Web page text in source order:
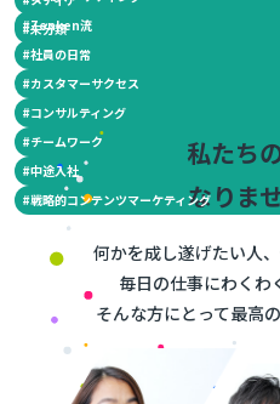
#
#
#
#Webマーケティング
#
#
#
カスタマーサクセス
#
コンサルティング
#
チームワーク
#中途入社
戦略的コンテンツマーケティング
私たち
なりま
何かを成し遂げたい人
毎日の仕事にわく
そんな方にとって最高